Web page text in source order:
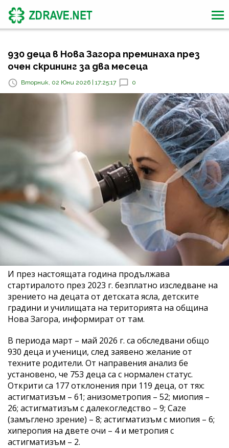
930 деца в Нова Загора преминаха през
очен скрининг за два месеца
Вторник, 02 Юни 2026 | 17:25:17 0
И през настоящата година продължава
стартиралото през 2023 г. безплатно изследване на
зрението на децата от детската ясла, детските
градини и училищата на територията на община
Нова Загора, информират от там.
В периода март – май 2026 г. са обследвани общо
930 деца и ученици, след заявено желание от
техните родители. От направения анализ бе
установено, че 753 деца са с нормален статус.
Открити са 177 отклонения при 119 деца, от тях:
астигматизъм – 61; анизометропия – 52; миопия –
26; астигматизъм с далекогледство – 9; Caze
(замъглено зрение) – 8; астигматизъм с миопия – 6;
хиперопия на двете очи – 4 и метропия с
астигматизъм – 2.